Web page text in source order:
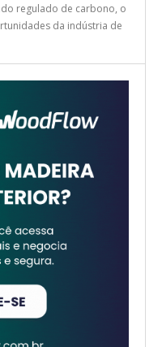
regulado de carbono, o
da indústria de